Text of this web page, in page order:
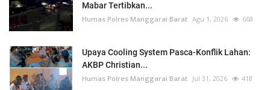
Mabar Tertibkan...
Humas Polres Manggarai Barat Agu 1, 2026 668
Upaya Cooling System Pasca-Konflik Lahan:
AKBP Christian...
Humas Polres Manggarai Barat Jul 31, 2026 418